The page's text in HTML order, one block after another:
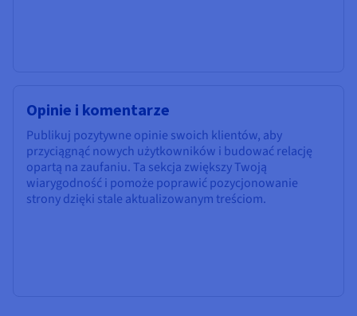
Opinie i komentarze
Publikuj pozytywne opinie swoich klientów, aby
przyciągnąć nowych użytkowników i budować relację
opartą na zaufaniu. Ta sekcja zwiększy Twoją
wiarygodność i pomoże poprawić pozycjonowanie
strony dzięki stale aktualizowanym treściom.